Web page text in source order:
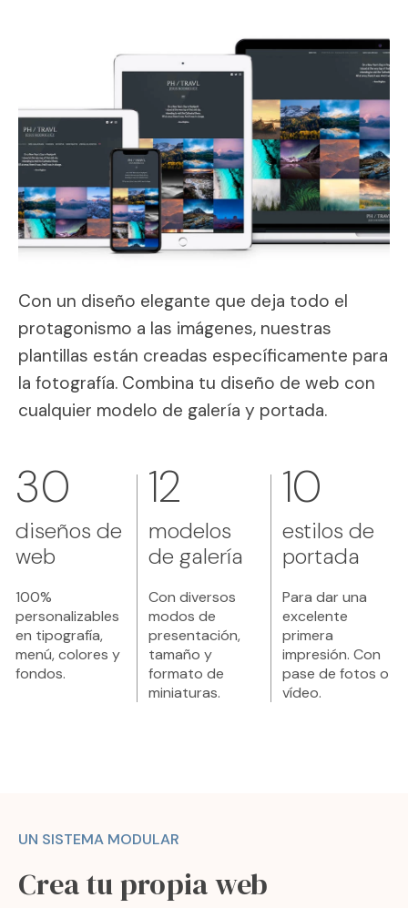
Con un diseño elegante que deja todo el
protagonismo a las imágenes, nuestras
plantillas están creadas específicamente para
la fotografía. Combina tu diseño de web con
cualquier modelo de galería y portada.
30
diseños de
web
100%
personalizables
en tipografía,
menú, colores y
fondos.
12
modelos
de galería
Con diversos
modos de
presentación,
tamaño y
formato de
miniaturas.
10
estilos de
portada
Para dar una
excelente
primera
impresión. Con
pase de fotos o
vídeo.
UN SISTEMA MODULAR
Crea tu propia web